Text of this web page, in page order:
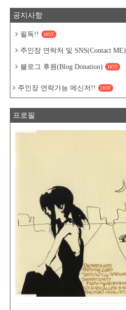
공지사항
필독!! HOT
주인장 연락처 및 SNS(Contact ME)
블로그 후원(Blog Donation) HOT
주인장 연락가능 메신저!! HOT
프로필